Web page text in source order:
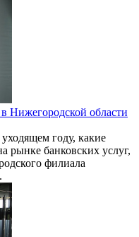
Нижегородской области
году, какие
рынке банковских услуг,
филиала